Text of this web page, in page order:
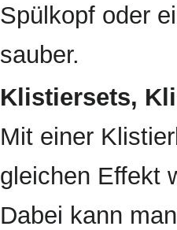
Spülkopf oder
sauber.
Klistiersets,
Mit einer
gleichen Effekt
Dabei kann